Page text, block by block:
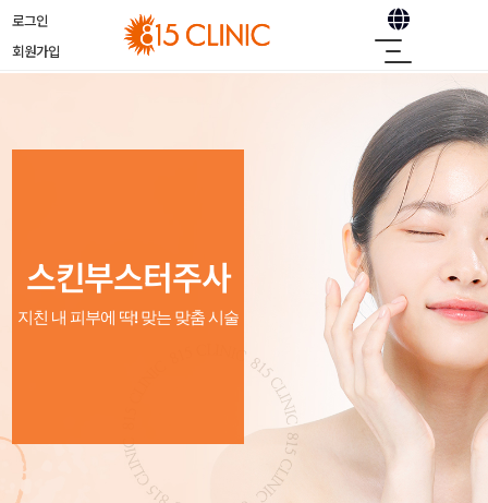
로그인
회원가입
스킨부스터주사
지친 내 피부에 딱! 맞는 맞춤 시술